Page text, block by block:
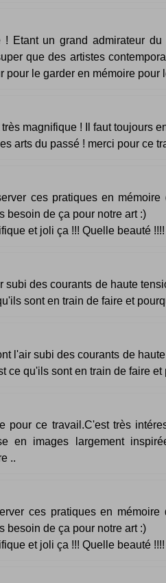
! Etant un grand admirateur
que des artistes
pour le garder en mémoire pour
très magnifique ! Il faut toujours
arts du passé ! merci pour ce
ces pratiques en
besoin de ça pour notre art :)
et joli ça !!! Quelle beauté !!!!
subi des courants de haute
sont en train de faire et
l'air subi des courants de
ce qu'ils sont en train de faire
pour ce travail.C'est très
en images largement
..
ces pratiques en
besoin de ça pour notre art :)
et joli ça !!! Quelle beauté !!!!